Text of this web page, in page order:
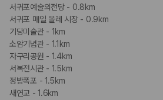
서귀포예술의전당 - 0.8km
서귀포 매일 올레 시장 - 0.9km
기당미술관 - 1km
소암기념관 - 1.1km
자구리공원 - 1.4km
서복전시관 - 1.5km
정방폭포 - 1.5km
새연교 - 1.6km